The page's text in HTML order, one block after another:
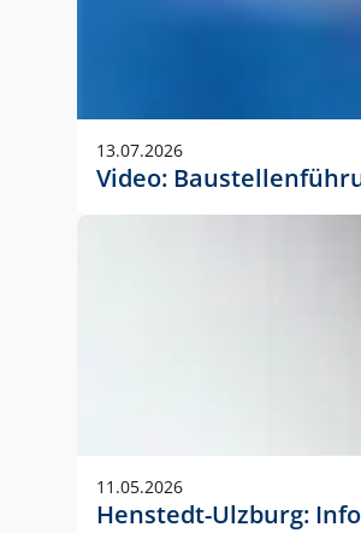
13.07.2026
Video:
11.05.2026
Henstedt-Ulzburg: